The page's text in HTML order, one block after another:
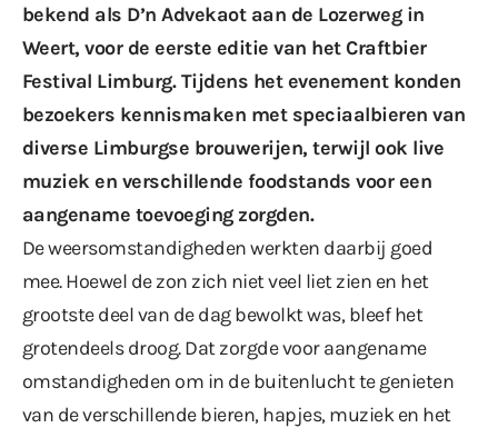
bekend als D’n Advekaot aan de Lozerweg in
Weert, voor de eerste editie van het Craftbier
Festival Limburg. Tijdens het evenement konden
bezoekers kennismaken met speciaalbieren van
diverse Limburgse brouwerijen, terwijl ook live
muziek en verschillende foodstands voor een
aangename toevoeging zorgden.
De weersomstandigheden werkten daarbij goed
mee. Hoewel de zon zich niet veel liet zien en het
grootste deel van de dag bewolkt was, bleef het
grotendeels droog. Dat zorgde voor aangename
omstandigheden om in de buitenlucht te genieten
van de verschillende bieren, hapjes, muziek en het